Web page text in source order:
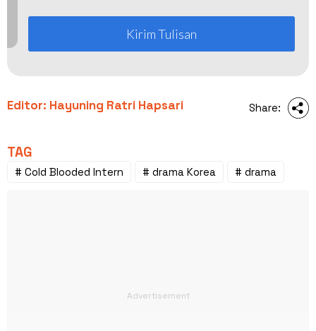
Kirim Tulisan
Editor: Hayuning Ratri Hapsari Share:
TAG
# Cold Blooded Intern # drama Korea # drama